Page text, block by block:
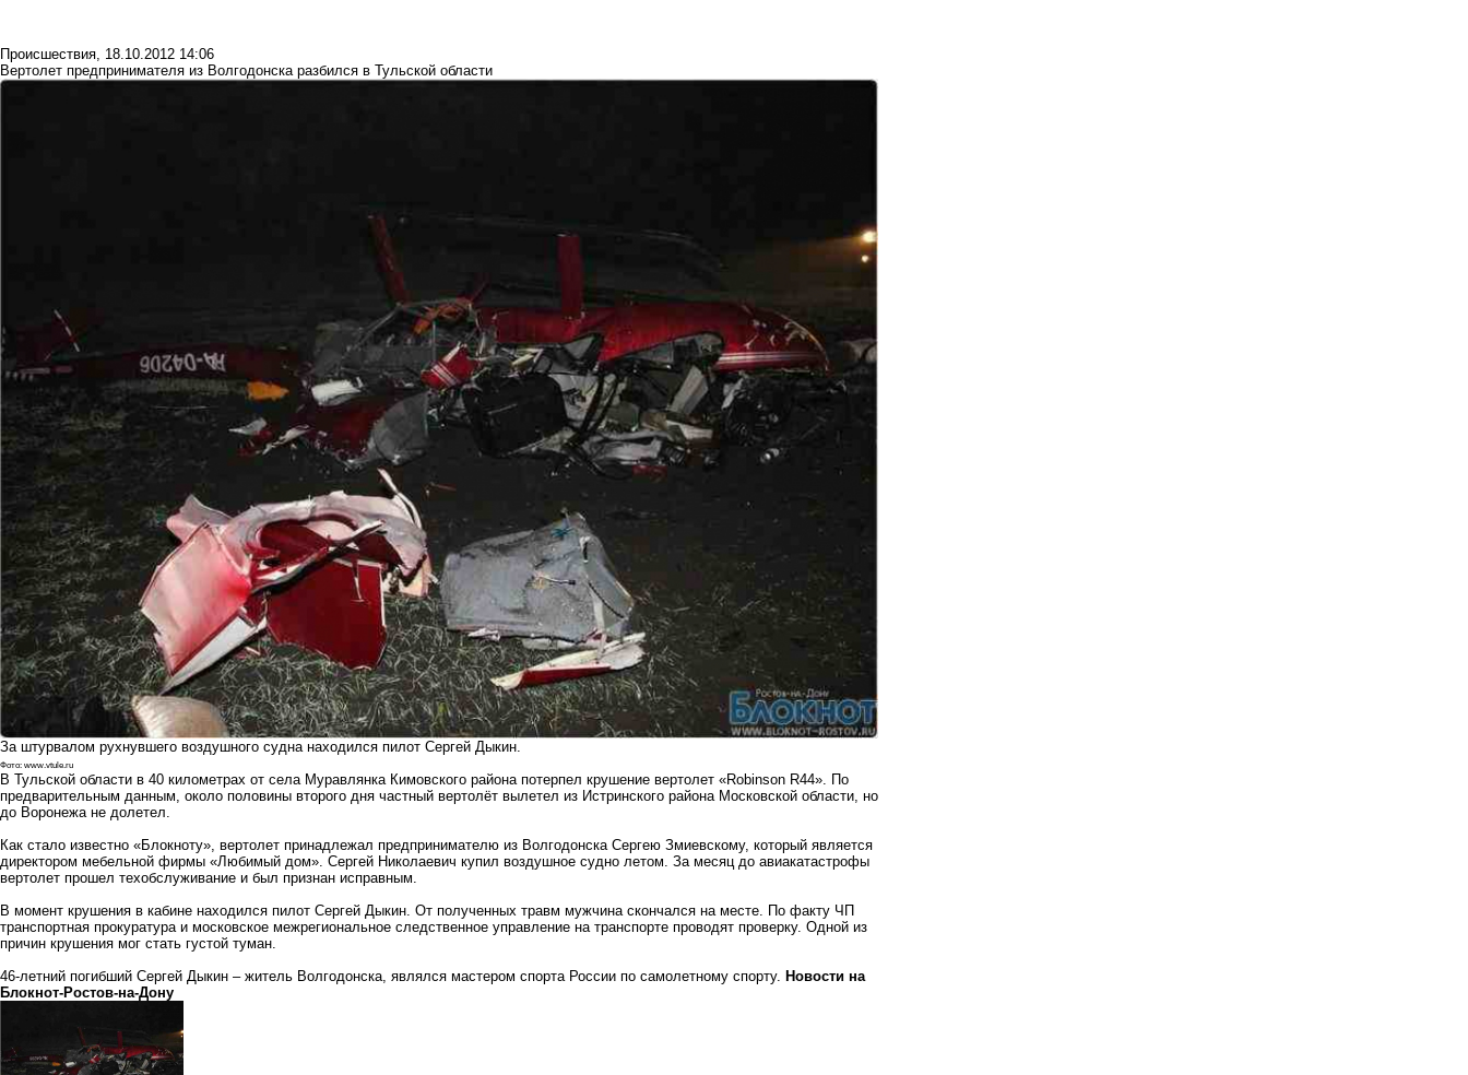
Происшествия, 18.10.2012 14:06
Вертолет предпринимателя из Волгодонска разбился в Тульской области
За штурвалом рухнувшего воздушного судна находился пилот Сергей Дыкин.
Фото: www.vtule.ru
В Тульской области в 40 километрах от села Муравлянка Кимовского района потерпел крушение вертолет «Robinson R44». По
предварительным данным, около половины второго дня частный вертолёт вылетел из Истринского района Московской области, но
до Воронежа не долетел.
Как стало известно «Блокноту», вертолет принадлежал предпринимателю из Волгодонска Сергею Змиевскому, который является
директором мебельной фирмы «Любимый дом». Сергей Николаевич купил воздушное судно летом. За месяц до авиакатастрофы
вертолет прошел техобслуживание и был признан исправным.
В момент крушения в кабине находился пилот Сергей Дыкин. От полученных травм мужчина скончался на месте. По факту ЧП
транспортная прокуратура и московское межрегиональное следственное управление на транспорте проводят проверку. Одной из
причин крушения мог стать густой туман.
46-летний погибший Сергей Дыкин – житель Волгодонска, являлся мастером спорта России по самолетному спорту. Новости на
Блoкнoт-Ростов-на-Дону